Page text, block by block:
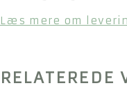
Læs mere om
RELATEREDE